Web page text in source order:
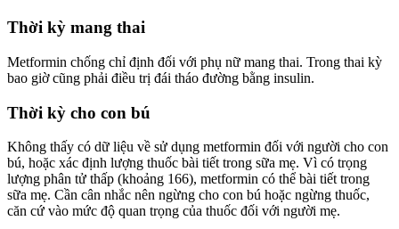
Thời kỳ mang thai
Metformin chống chỉ định đối với phụ nữ mang thai. Trong thai kỳ
bao giờ cũng phải điều trị đái tháo đường bằng insulin.
Thời kỳ cho con bú
Không thấy có dữ liệu về sử dụng metformin đối với người cho con
bú, hoặc xác định lượng thuốc bài tiết trong sữa mẹ. Vì có trọng
lượng phân tử thấp (khoảng 166), metformin có thể bài tiết trong
sữa mẹ. Cần cân nhắc nên ngừng cho con bú hoặc ngừng thuốc,
căn cứ vào mức độ quan trọng của thuốc đối với người mẹ.